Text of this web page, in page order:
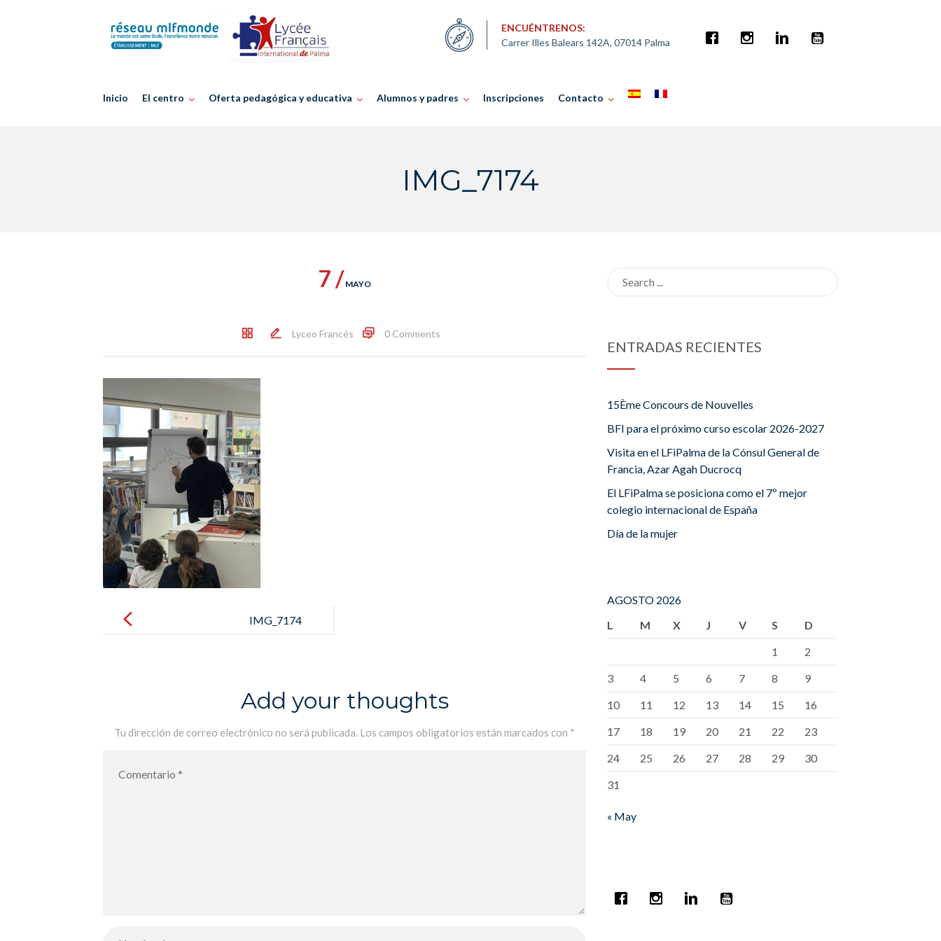
ENCUÉNTRENOS:
Carrer Illes Balears 142A, 07014 Palma
Inicio El centro Oferta pedagógica y educativa Alumnos y padres Inscripciones Contacto
IMG_7174
7 / MAYO
Lyceo Francés 0 Comments
navigation
IMG_7174
Add your thoughts
Tu dirección de correo electrónico no será publicada. Los campos obligatorios están marcados con *
ENTRADAS RECIENTES
15Ème Concours de Nouvelles
BFI para el próximo curso escolar 2026-2027
Visita en el LFiPalma de la Cónsul General de
Francia, Azar Agah Ducrocq
El LFiPalma se posiciona como el 7º mejor
colegio internacional de España
Día de la mujer
AGOSTO 2026
L
M X J V S
D
1
2
3
4 5 6 7 8
9
10
11 12 13 14 15
16
17
18 19 20 21 22
23
24
25 26 27 28 29
30
31
« May